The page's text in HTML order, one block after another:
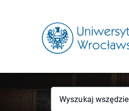
Wyszukaj wszędzie